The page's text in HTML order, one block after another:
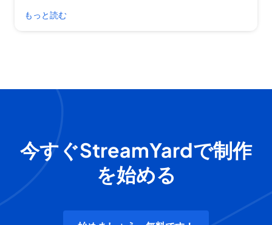
もっと読む
今すぐStreamYardで制作
を始める